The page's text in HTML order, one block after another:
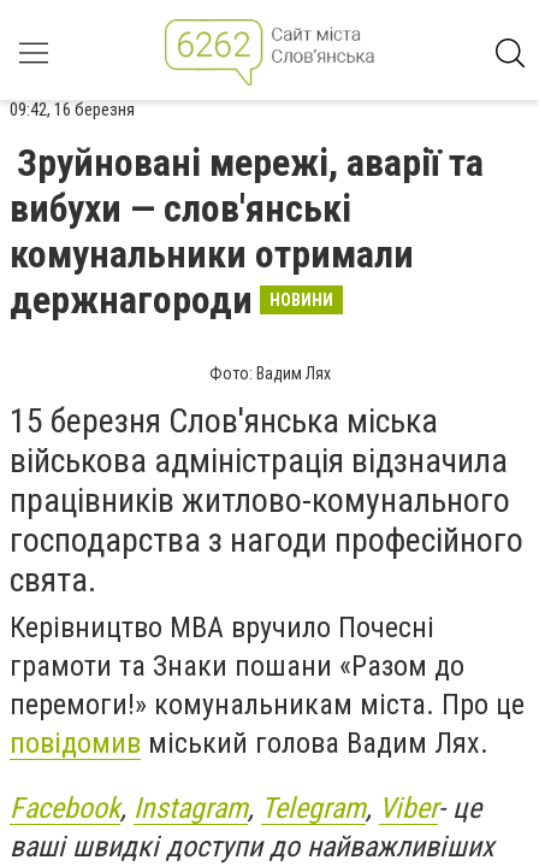
09:42, 16 березня
Зруйновані мережі, аварії та
вибухи — слов'янські
комунальники отримали
держнагороди
НОВИНИ
Фото: Вадим Лях
15 березня Слов'янська міська
військова адміністрація відзначила
працівників житлово-комунального
господарства з нагоди професійного
свята.
Керівництво МВА вручило Почесні
грамоти та Знаки пошани «Разом до
перемоги!» комунальникам міста. Про це
повідомив міський голова Вадим Лях.
Facebook, Instagram, Telegram, Viber- це
ваші швидкі доступи до найважливіших